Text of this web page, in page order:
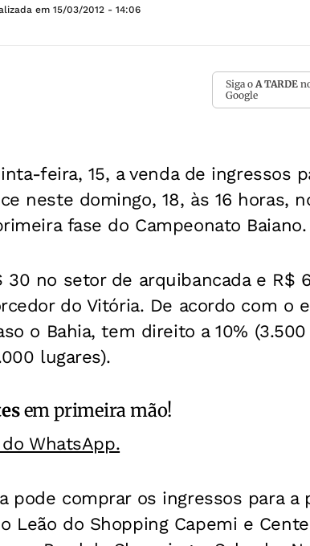
em 15/03/2012 - 14:06
Siga o A TARDE
Google
feira, 15, a venda de ingressos
neste domingo, 18, às 16 horas,
fase do Campeonato Baiano.
30 no setor de arquibancada e R$
do Vitória. De acordo com o
o Bahia, tem direito a 10%
lugares).
em primeira mão!
WhatsApp.
pode comprar os ingressos para a
Leão do Shopping Capemi e